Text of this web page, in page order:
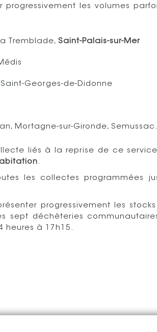
les volumes
Tremblade, Saint-Palais-sur-Mer
Saint-Georges-de-Didonne
Mortagne-sur-Gironde, Semussac.
liés à la reprise de ce
.
les collectes programmées
progressivement les stocks
sept déchèteries
heures à 17h15.